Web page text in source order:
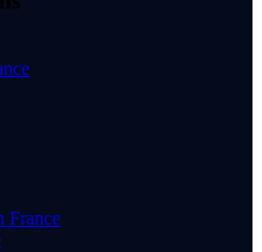
France